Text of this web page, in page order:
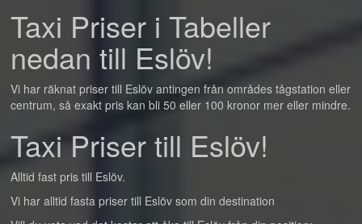
Taxi Priser i Tabeller
nedan till Eslöv!
Vi har räknat priser till Eslöv antingen från områdes tågstation eller
centrum, så exakt pris kan bli 50 eller 100 kronor mer eller mindre.
Taxi Priser till Eslöv!
Alltid fast pris till Eslöv.
Vi har alltid fasta priser till Eslöv som din destination